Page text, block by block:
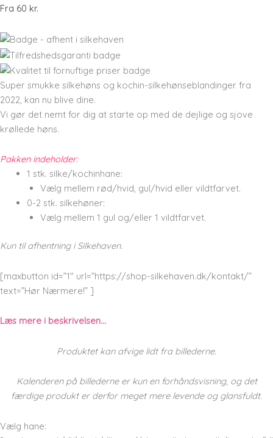
Fra 60 kr.
Super smukke silkehøns og kochin-silkehønseblandinger fra
2022, kan nu blive dine.
Vi gør det nemt for dig at starte op med de dejlige og sjove
krøllede høns.
Pakken indeholder:
1 stk. silke/kochinhane:
Vælg mellem rød/hvid, gul/hvid eller vildtfarvet.
0-2 stk. silkehøner:
Vælg mellem 1 gul og/eller 1 vildtfarvet.
Kun til afhentning i Silkehaven.
[maxbutton id=”1″ url=”https://shop-silkehaven.dk/kontakt/”
text=”Hør Nærmere!” ]
Læs mere i beskrivelsen…
Produktet kan afvige lidt fra billederne.
Kalenderen på billederne er kun en forhåndsvisning, og det
færdige produkt er derfor meget mere levende og glansfuldt.
Vælg hane: